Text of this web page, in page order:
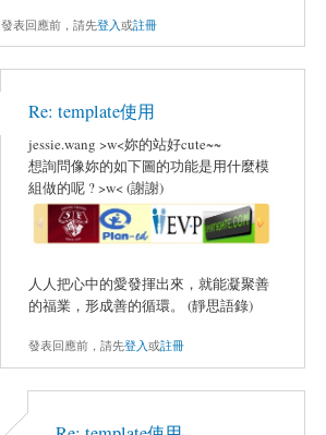
發表回應前，請先登入或註冊
Re: template使用
jessie.wang >w<妳的站好cute~~
想詢問像妳的如下圖的功能是用什麼模
組做的呢 ? >w< (謝謝)
人人把心中的愛發揮出來，就能凝聚善
的福業，形成善的循環。 (靜思語錄)
發表回應前，請先登入或註冊